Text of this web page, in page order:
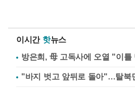
이시간 핫뉴스
방은희, 母 고독사에 오열 "이틀
"바지 벗고 앞뒤로 돌아"…탈북